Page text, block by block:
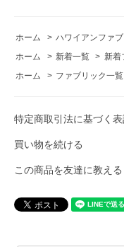
ホーム > ハワイアンファ
ホーム
> 新着一覧 > 新着
ホーム
> ファブリック一覧
特定商取引法に基づく表
買い物を続ける
この商品を友達に教える